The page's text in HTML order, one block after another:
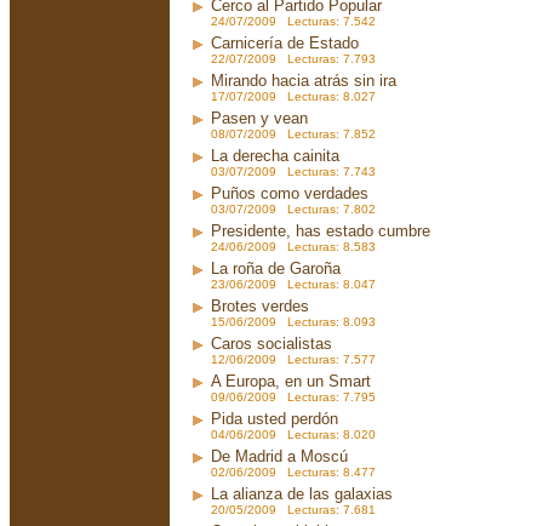
Cerco al Partido Popular
24/07/2009 Lecturas: 7.542
Carnicería de Estado
22/07/2009 Lecturas: 7.793
Mirando hacia atrás sin ira
17/07/2009 Lecturas: 8.027
Pasen y vean
08/07/2009 Lecturas: 7.852
La derecha cainita
03/07/2009 Lecturas: 7.743
Puños como verdades
03/07/2009 Lecturas: 7.802
Presidente, has estado cumbre
24/06/2009 Lecturas: 8.583
La roña de Garoña
23/06/2009 Lecturas: 8.047
Brotes verdes
15/06/2009 Lecturas: 8.093
Caros socialistas
12/06/2009 Lecturas: 7.577
A Europa, en un Smart
09/06/2009 Lecturas: 7.795
Pida usted perdón
04/06/2009 Lecturas: 8.020
De Madrid a Moscú
02/06/2009 Lecturas: 8.477
La alianza de las galaxias
20/05/2009 Lecturas: 7.681